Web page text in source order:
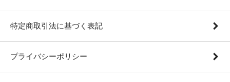
特定商取引法に基づく表記
プライバシーポリシー